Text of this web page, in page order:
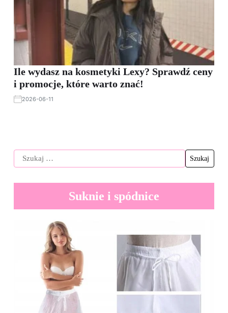
Ile wydasz na kosmetyki Lexy? Sprawdź ceny
i promocje, które warto znać!
2026-06-11
Suknie i spódnice